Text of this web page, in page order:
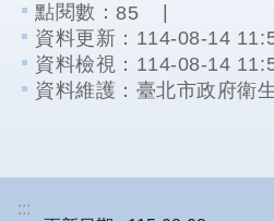
環
境
影
點閱數：85
資料更新： 114-08-14
資料檢視： 114-08-14
資料維護： 臺北市政府衛
:::